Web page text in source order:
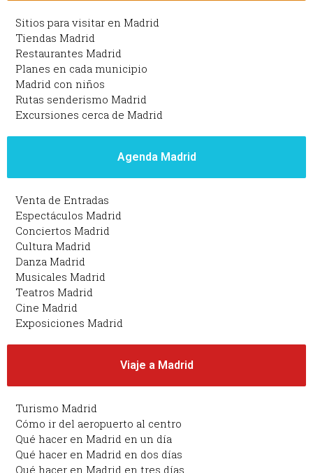
Sitios para visitar en Madrid
Tiendas Madrid
Restaurantes Madrid
Planes en cada municipio
Madrid con niños
Rutas senderismo Madrid
Excursiones cerca de Madrid
Agenda Madrid
Venta de Entradas
Espectáculos Madrid
Conciertos Madrid
Cultura Madrid
Danza Madrid
Musicales Madrid
Teatros Madrid
Cine Madrid
Exposiciones Madrid
Viaje a Madrid
Turismo Madrid
Cómo ir del aeropuerto al centro
Qué hacer en Madrid en un día
Qué hacer en Madrid en dos días
Qué hacer en Madrid en tres días